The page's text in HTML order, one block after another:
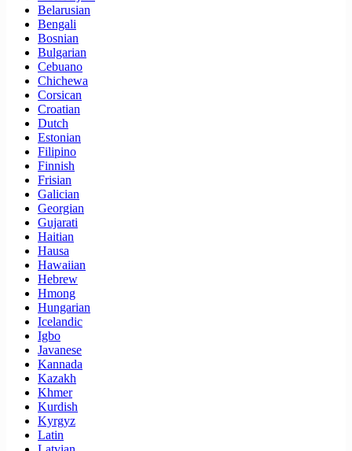
Belarusian
Bengali
Bosnian
Bulgarian
Cebuano
Chichewa
Corsican
Croatian
Dutch
Estonian
Filipino
Finnish
Frisian
Galician
Georgian
Gujarati
Haitian
Hausa
Hawaiian
Hebrew
Hmong
Hungarian
Icelandic
Igbo
Javanese
Kannada
Kazakh
Khmer
Kurdish
Kyrgyz
Latin